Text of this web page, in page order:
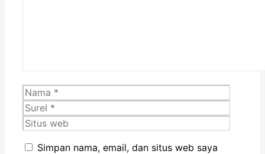
Nama
Simpan nama, email, dan situs web saya